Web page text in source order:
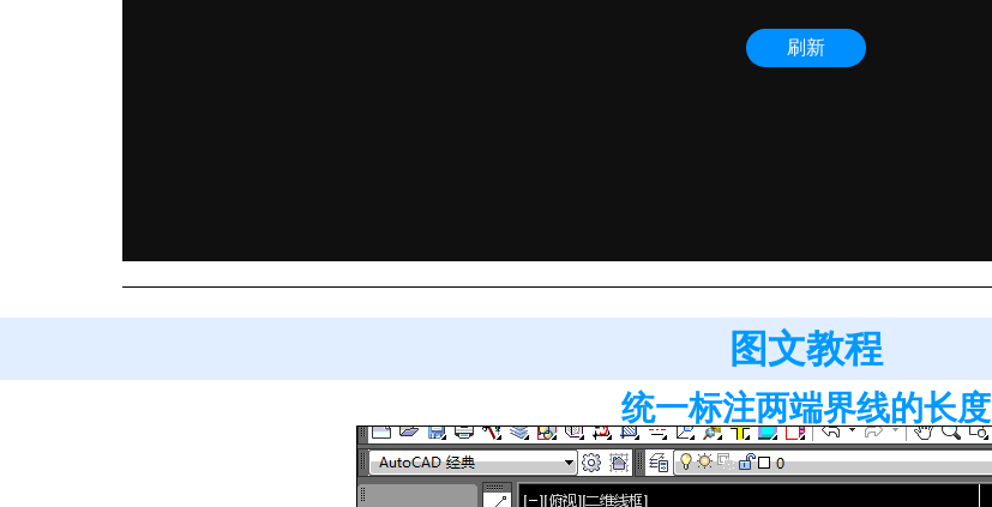
图文教程
统一标注两端界线的长度